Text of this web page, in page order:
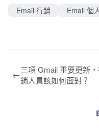
Email 行銷 Email 個
←三項 Gmail 重要更新
銷人員該如何面對？